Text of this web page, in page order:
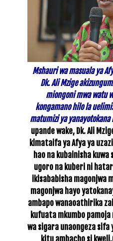
Mshauri wa masuala ya
Dk. Ali Mzige
miongoni mwa watu
kongamano hilo la
matumizi ya yanayotokana
upande wake, Dk. Ali
kimataifa ya Afya ya
hao na kubainisha
ugoro na kuberi ni
ikisababisha magonjwa
magonjwa hayo
ambapo wanaoathirika
kufuata mkumbo
wa sigara unaongeza sifa
kitu ambacho si kweli.